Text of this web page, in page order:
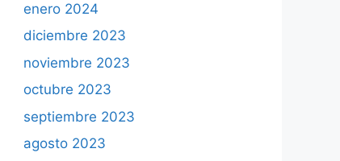
enero 2024
diciembre 2023
noviembre 2023
octubre 2023
septiembre 2023
agosto 2023